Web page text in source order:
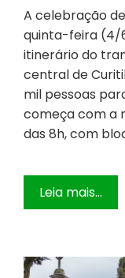
A celebração
quinta-feira (4/
itinerário do
central de
mil pessoas
começa com a
das 8h, com
Leia mais...